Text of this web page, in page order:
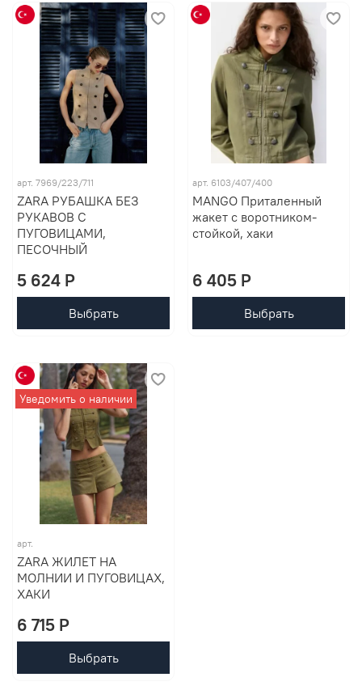
арт. 7969/223/711
ZARA РУБАШКА БЕЗ
РУКАВОВ С
ПУГОВИЦАМИ,
ПЕСОЧНЫЙ
5 624 P
Выбрать
арт. 6103/407/400
MANGO Приталенный
жакет с воротником-
стойкой, хаки
6 405 P
Выбрать
Уведомить о наличии
арт.
ZARA ЖИЛЕТ НА
МОЛНИИ И ПУГОВИЦАХ,
ХАКИ
6 715 P
Выбрать